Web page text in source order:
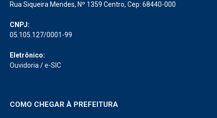
Rua Siqueira Mendes, Nº 1359 Centro, Cep: 68440-000
CNPJ:
05.105.127/0001-99
Eletrônico:
Ouvidoria /e-SIC
COMO CHEGAR À PREFEITURA